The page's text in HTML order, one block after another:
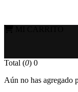
Total (0) 0
Aún no has agregado